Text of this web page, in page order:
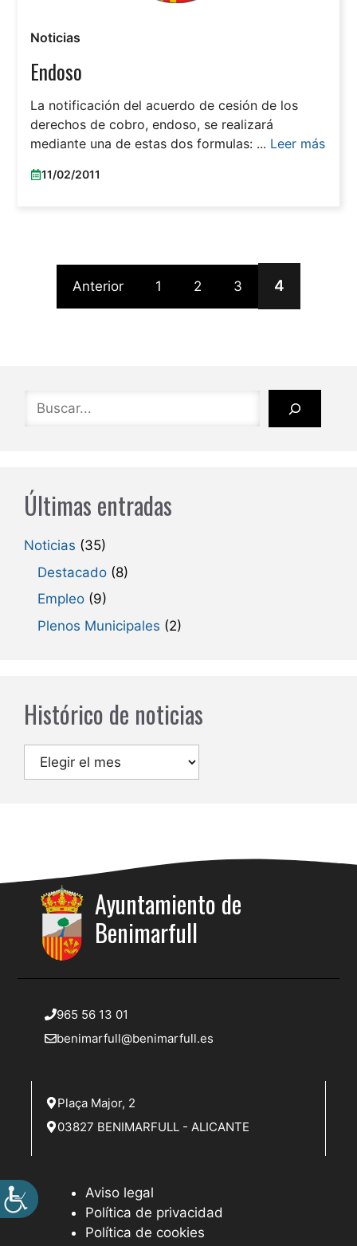
Noticias
Endoso
La notificación del acuerdo de cesión de los
derechos de cobro, endoso, se realizará
mediante una de estas dos formulas: ... Leer más
11/02/2011
Anterior 1 2 3 4
Buscar
Últimas entradas
Noticias (35)
Destacado (8)
Empleo (9)
Plenos Municipales (2)
Histórico de noticias
Archivos
Ayuntamiento de
Benimarfull
965 56 13 01
benimarfull@benimarfull.es
Plaça Major, 2
03827 BENIMARFULL - ALICANTE
Aviso legal
Política de privacidad
Política de cookies